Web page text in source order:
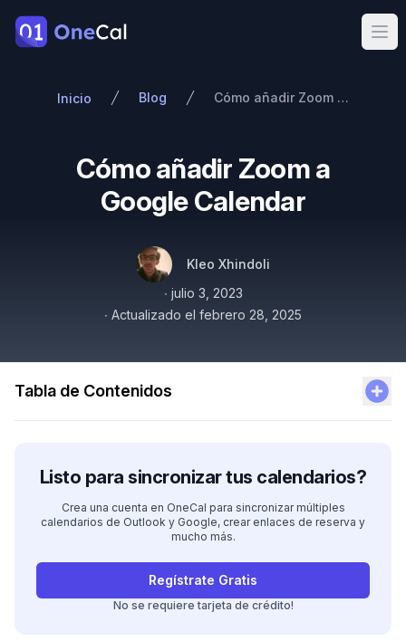
OneCal
Inicio Blog Cómo añadir Zoom a Google Calendar
Cómo añadir Zoom a
Google Calendar
Autores
Nombre
Twitter
Kleo Xhindoli
Publicado el
∙ julio 3, 2023
∙ Actualizado el febrero 28, 2025
Tabla de Contenidos
Listo para sincronizar tus calendarios?
Crea una cuenta en OneCal para sincronizar múltiples
calendarios de Outlook y Google, crear enlaces de reserva y
mucho más.
Regístrate Gratis
No se requiere tarjeta de crédito!